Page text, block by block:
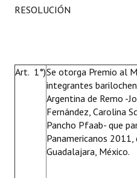
RESOLUCIÓN
Art. 1°)Se otorga Premio al
integrantes
Argentina de Remo -
Fernández, Carolina
Pancho Pfaab- que
Panamericanos
Guadalajara, México.